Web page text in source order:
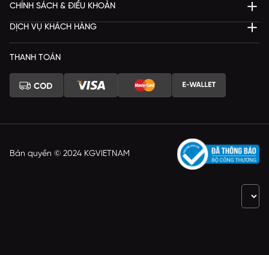
CHÍNH SÁCH & ĐIỀU KHOẢN
DỊCH VỤ KHÁCH HÀNG
THANH TOÁN
Bản quyền © 2024 KGVIETNAM